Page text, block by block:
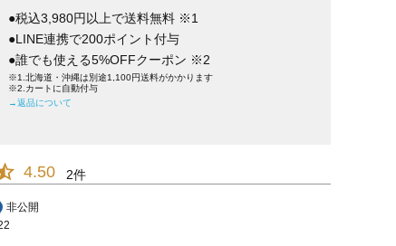
●税込3,980円以上で送料無料 ※1
●LINE連携で200ポイント付与
●誰でも使える5%OFFクーポン ※2
※1.北海道・沖縄は別途1,100円送料がかかります
※2.カートに自動付与
→返品について
4.50 2
非公開